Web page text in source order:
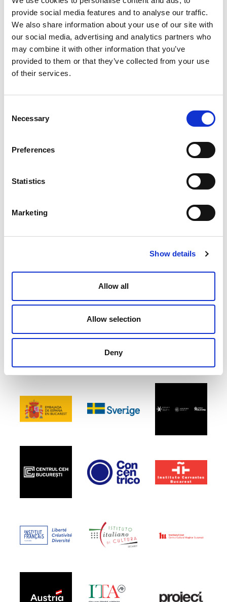
provide social media features and to analyse our traffic.
We also share information about your use of our site with
our social media, advertising and analytics partners who
may combine it with other information that you’ve
provided to them or that they’ve collected from your use
of their services.
Selection
Necessary
Preferences
Statistics
Marketing
Show details
Allow all
Allow selection
Deny